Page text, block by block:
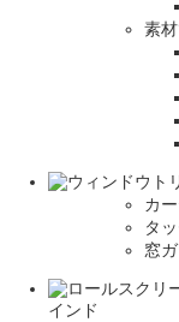
素
カ
タ
窓
インド